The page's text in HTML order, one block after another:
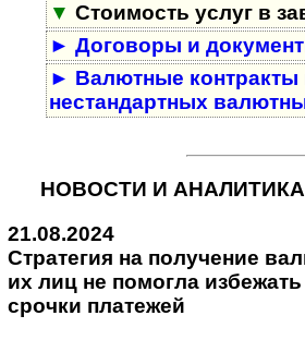
▼ Стоимость услуг в
► Договоры и
► Валютные
нестандартных
НОВОСТИ И
21.08.2024
Стратегия на по­лу­че­ние
их лиц не по­мо­г­ла
сро­ч­ки пла­тежей